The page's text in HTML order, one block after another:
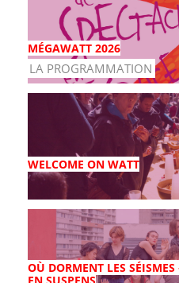
MÉGAWATT 2026
LA PROGRAMMATION
WELCOME ON WATT
OÙ DORMENT LES